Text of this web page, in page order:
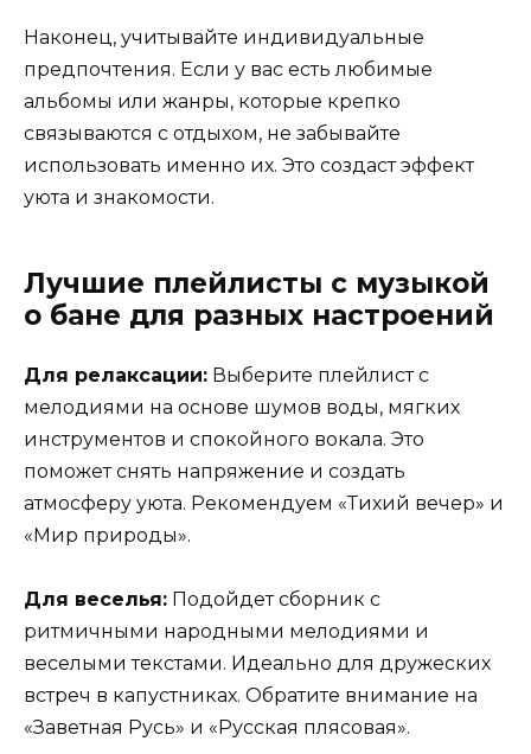
Наконец, учитывайте индивидуальные
предпочтения. Если у вас есть любимые
альбомы или жанры, которые крепко
связываются с отдыхом, не забывайте
использовать именно их. Это создаст эффект
уюта и знакомости.
Лучшие плейлисты с музыкой
о бане для разных настроений
Для релаксации: Выберите плейлист с
мелодиями на основе шумов воды, мягких
инструментов и спокойного вокала. Это
поможет снять напряжение и создать
атмосферу уюта. Рекомендуем «Тихий вечер» и
«Мир природы».
Для веселья: Подойдет сборник с
ритмичными народными мелодиями и
веселыми текстами. Идеально для дружеских
встреч в капустниках. Обратите внимание на
«Заветная Русь» и «Русская плясовая».